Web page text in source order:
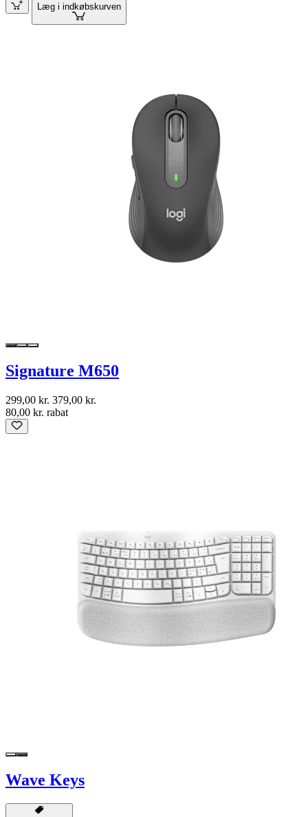
Læg i indkøbskurven
Signature M650
299,00 kr. 379,00 kr.
80,00 kr. rabat
Wave Keys